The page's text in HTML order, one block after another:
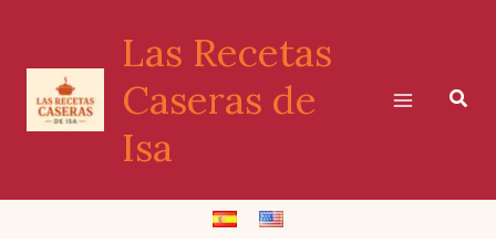
contenido
Las Recetas
Caseras de
Isa